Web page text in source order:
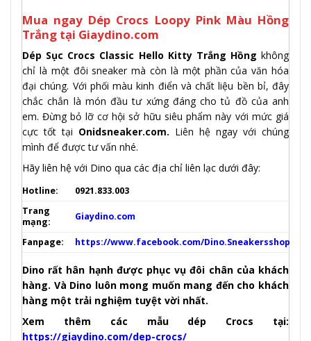
Mua ngay Dép Crocs Loopy Pink Màu Hồng
Trắng tại Giaydino.com
Dép Sục Crocs Classic Hello Kitty Trắng Hồng không
chỉ là một đôi sneaker mà còn là một phần của văn hóa
đại chúng. Với phối màu kinh điển và chất liệu bền bỉ, đây
chắc chắn là món đầu tư xứng đáng cho tủ đồ của anh
em. Đừng bỏ lỡ cơ hội sở hữu siêu phẩm này với mức giá
cực tốt tại Onidsneaker.com. Liên hệ ngay với chúng
mình để được tư vấn nhé.
Hãy liên hệ với Dino qua các địa chỉ liên lạc dưới đây:
Hotline:
0921.833.003
Trang
mạng:
Giaydino.com
Fanpage: https://www.facebook.com/Dino.Sneakersshop
Dino rất hân hạnh được phục vụ đôi chân của khách
hàng. Và Dino luôn mong muốn mang đến cho khách
hàng một trải nghiệm tuyệt vời nhất.
Xem thêm các mẫu dép Crocs tại:
https://giaydino.com/dep-crocs/